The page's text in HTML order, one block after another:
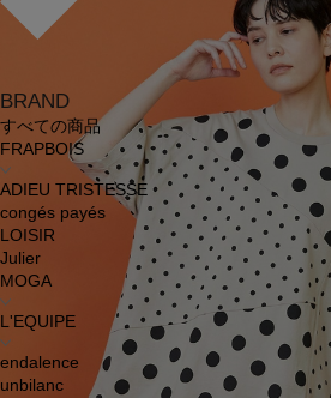
BRAND
すべての商品
FRAPBOIS
ADIEU TRISTESSE
congés payés
LOISIR
Julier
MOGA
L'EQUIPE
endalence
unbilanc